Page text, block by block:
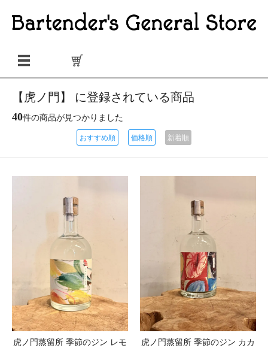
【虎ノ門】 に登録されている商品
40件の商品が見つかりました
おすすめ順 価格順 新着順
虎ノ門蒸留所 季節のジン レモ
虎ノ門蒸留所 季節のジン カカ